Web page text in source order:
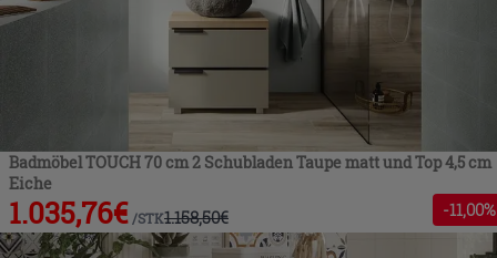
Badmöbel TOUCH 70 cm 2 Schubladen Taupe matt und Top 4,5 cm
Eiche
1.035,76€ /STK1.158,50€ -11,00%